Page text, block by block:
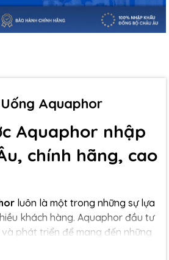
Aquaphor
Aquaphor nhập
chính hãng, cao
luôn là một trong những sự lựa
khách hàng. Aquaphor đầu tư
phát triển để mang đến những